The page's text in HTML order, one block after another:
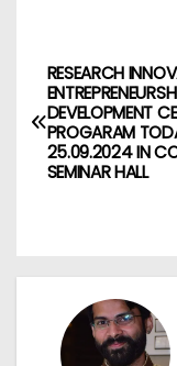
o
s
RESEARCH
DEVELOPMENT
PROGARAM
25.09.2024 IN
SEMINAR HALL